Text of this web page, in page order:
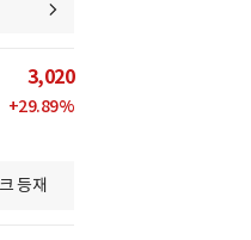
3,020
+29.89%
등재